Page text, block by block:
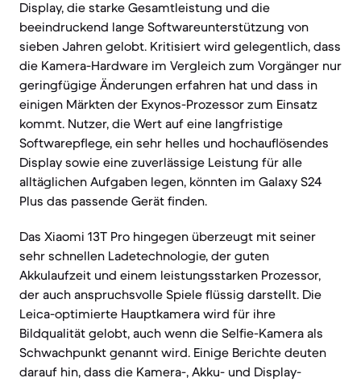
Display, die starke Gesamtleistung und die
beeindruckend lange Softwareunterstützung von
sieben Jahren gelobt. Kritisiert wird gelegentlich, dass
die Kamera-Hardware im Vergleich zum Vorgänger nur
geringfügige Änderungen erfahren hat und dass in
einigen Märkten der Exynos-Prozessor zum Einsatz
kommt. Nutzer, die Wert auf eine langfristige
Softwarepflege, ein sehr helles und hochauflösendes
Display sowie eine zuverlässige Leistung für alle
alltäglichen Aufgaben legen, könnten im Galaxy S24
Plus das passende Gerät finden.
Das Xiaomi 13T Pro hingegen überzeugt mit seiner
sehr schnellen Ladetechnologie, der guten
Akkulaufzeit und einem leistungsstarken Prozessor,
der auch anspruchsvolle Spiele flüssig darstellt. Die
Leica-optimierte Hauptkamera wird für ihre
Bildqualität gelobt, auch wenn die Selfie-Kamera als
Schwachpunkt genannt wird. Einige Berichte deuten
darauf hin, dass die Kamera-, Akku- und Display-